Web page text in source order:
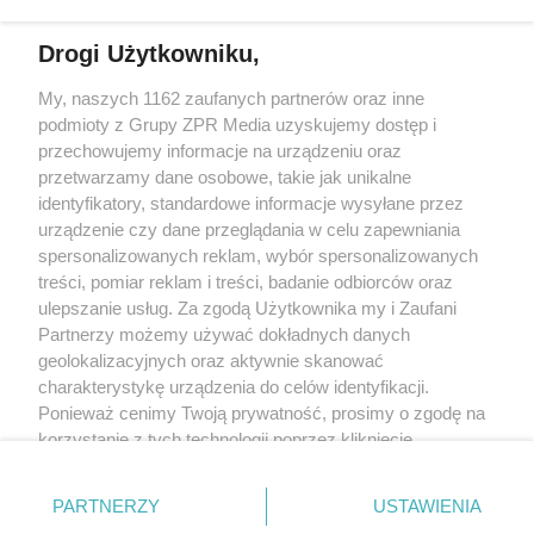
Żaden utwór zamieszczony w serwisie nie może być powielany i
rozpowszechniany lub dalej rozpowszechniany w jakikolwiek sposób (w
tym także elektroniczny lub mechaniczny) na jakimkolwiek polu
eksploatacji w jakiejkolwiek formie, włącznie z umieszczaniem w
Internecie bez pisemnej zgody właściciela praw. Jakiekolwiek użycie lub
wykorzystanie utworów w całości lub w części z naruszeniem prawa, tzn.
bez właściwej zgody, jest zabronione pod groźbą kary i może być ścigane
prawnie.
O nas
Informacje prawne
Nasze serwisy
Drogi Użytkowniku,
My, naszych 1162 zaufanych partnerów oraz inne
podmioty z Grupy ZPR Media uzyskujemy dostęp i
przechowujemy informacje na urządzeniu oraz
przetwarzamy dane osobowe, takie jak unikalne
identyfikatory, standardowe informacje wysyłane przez
urządzenie czy dane przeglądania w celu zapewniania
spersonalizowanych reklam, wybór spersonalizowanych
treści, pomiar reklam i treści, badanie odbiorców oraz
ulepszanie usług. Za zgodą Użytkownika my i Zaufani
Partnerzy możemy używać dokładnych danych
geolokalizacyjnych oraz aktywnie skanować
charakterystykę urządzenia do celów identyfikacji.
Ponieważ cenimy Twoją prywatność, prosimy o zgodę na
korzystanie z tych technologii poprzez kliknięcie
zmienić/wycofać klikając przycisk ustawień prywatności
znajdujący się w lewym dolnym rogu strony
PARTNERZY USTAWIENIA